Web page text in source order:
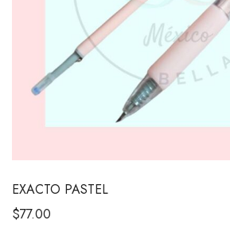
EXACTO PASTEL
$77.00